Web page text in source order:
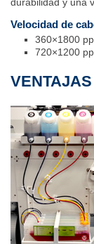
Velocidad de
360×1800
720×1200